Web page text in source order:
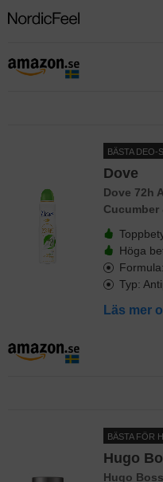
BÄSTA DEO-
Dove
Dove 72h
Cucumber
Höga
Typ:
Läs mer
BÄSTA FÖR
Hugo
Hugo